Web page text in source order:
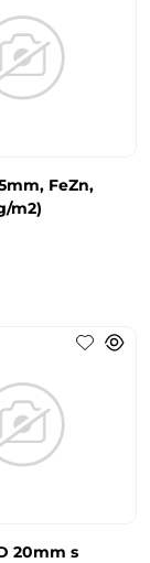
FeZn,
m2)
20mm s